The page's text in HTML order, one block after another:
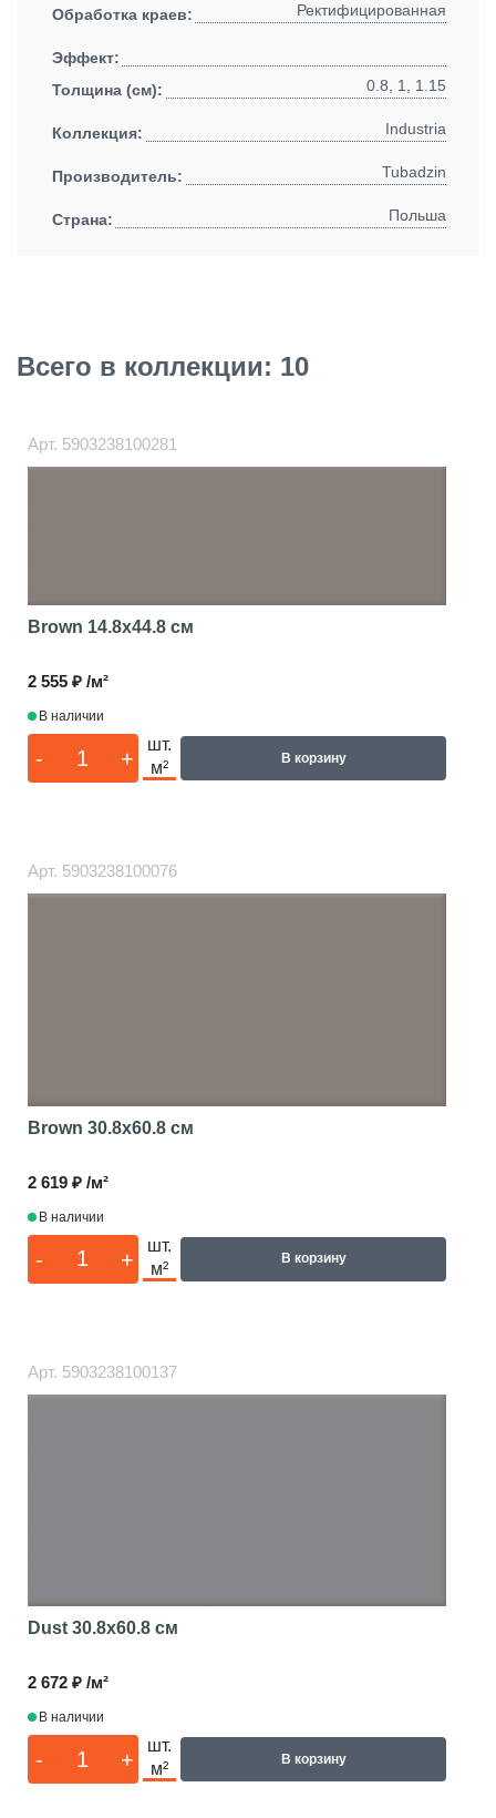
Обработка краев: Ректифицированная
Эффект:
Толщина (см):
0.8, 1, 1.15
Коллекция: Industria
Производитель: Tubadzin
Страна: Польша
Всего в коллекции: 10
Арт. 5903238100281
Brown 14.8x44.8 см
2 555 ₽ /м²
В наличии
- +
шт.
м²
В корзину
Арт. 5903238100076
Brown 30.8x60.8 см
2 619 ₽ /м²
В наличии
- +
шт.
м²
В корзину
Арт. 5903238100137
Dust 30.8x60.8 см
2 672 ₽ /м²
В наличии
- +
шт.
м²
В корзину